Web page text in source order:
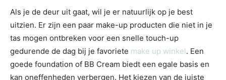
Als je de deur uit gaat, wil je er natuurlijk op je best
uitzien. Er zijn een paar make-up producten die niet in je
tas mogen ontbreken voor een snelle touch-up
gedurende de dag bij je favoriete make up winkel. Een
goede foundation of BB Cream biedt een egale basis en
kan oneffenheden verbergen. Het kiezen van de juiste